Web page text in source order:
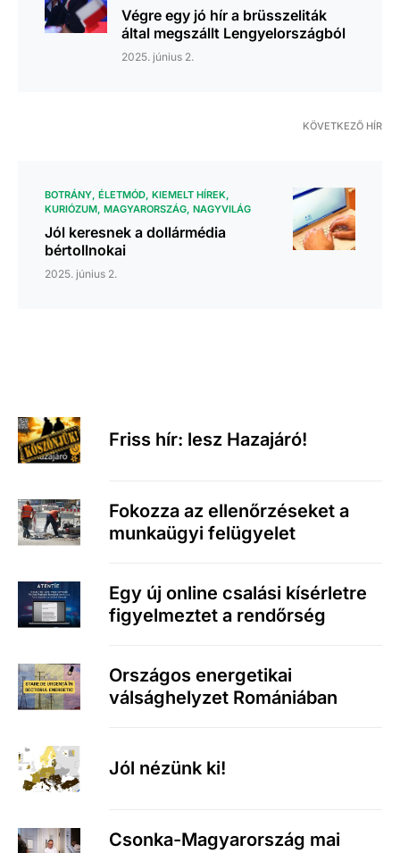
Végre egy jó hír a brüsszeliták
által megszállt Lengyelországból
2025. június 2.
KÖVETKEZŐ HÍR
BOTRÁNY ÉLETMÓD KIEMELT HÍREK
KURIÓZUM MAGYARORSZÁG NAGYVILÁG
Jól keresnek a dollármédia
bértollnokai
2025. június 2.
Friss hír: lesz Hazajáró!
Fokozza az ellenőrzéseket a
munkaügyi felügyelet
Egy új online csalási kísérletre
figyelmeztet a rendőrség
Országos energetikai
válsághelyzet Romániában
Jól nézünk ki!
Csonka-Magyarország mai